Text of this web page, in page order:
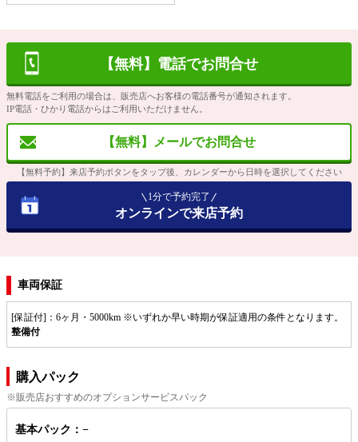
【無料】電話でお問合せ
無料電話をご利用の場合は、販売店へお客様の電話番号が通知されます。
IP電話・ひかり電話からはご利用いただけません。
【無料】メールでお問合せ
【無料予約】来店予約ボタンをタップ後、カレンダーから日時を選択してください
1分で予約完了
オンラインで来店予約
車両保証
[保証付]：6ヶ月・5000km ※いずれか早い時期が保証適用の条件となります。
整備付
購入パック
※販売店おすすめのオプションサービスパック
基本パック：−